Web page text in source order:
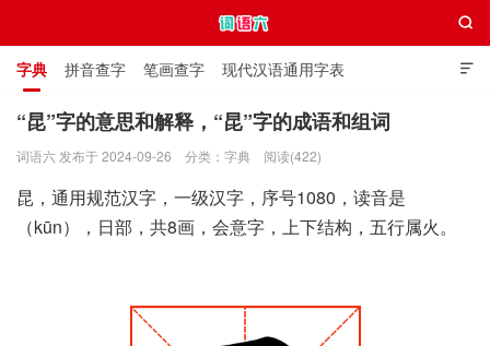

字典 拼音查字 笔画查字 现代汉语通用字表
通用规范汉字表 叠字大全 独体字大全 极简英语词典

“昆”字的意思和解释，“昆”字的成语和组词
词语六 发布于 2024-09-26 分类： 字典 阅读(422)
昆，通用规范汉字，一级汉字，序号1080，读音是
（kūn），日部，共8画，会意字，上下结构，五行属火。